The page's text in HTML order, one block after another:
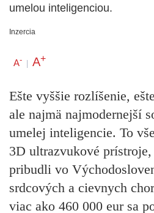
umelou inteligenciou.
Inzercia
A- | A+
Ešte vyššie rozlíšenie,
ale najmä najmodernejší
umelej inteligencie. To
3D ultrazvukové
pribudli vo
srdcových a cievnych
viac ako 460 000 eur sa